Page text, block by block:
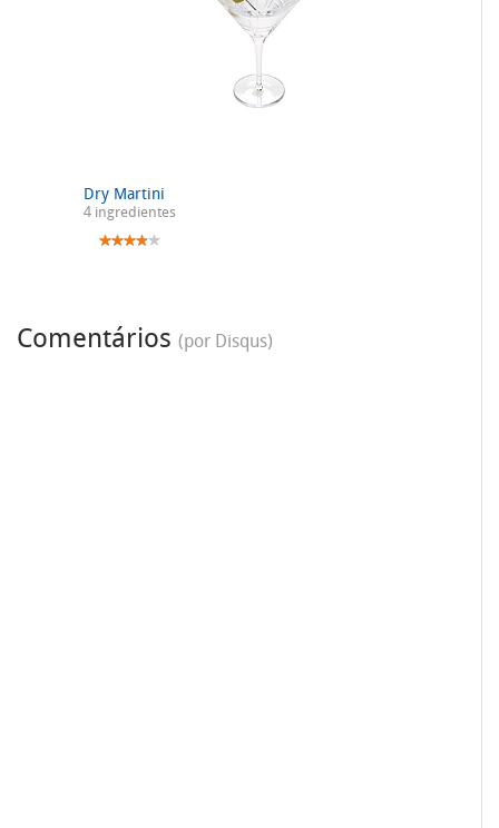
Dry Martini
4 ingredientes
Comentários (por Disqus)